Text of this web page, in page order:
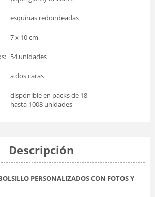
esquinas redondeadas
7 x 10 cm
54 unidades
a dos caras
disponible en packs de 18
hasta 1008 unidades
Descripción
PERSONALIZADOS CON FOTOS Y